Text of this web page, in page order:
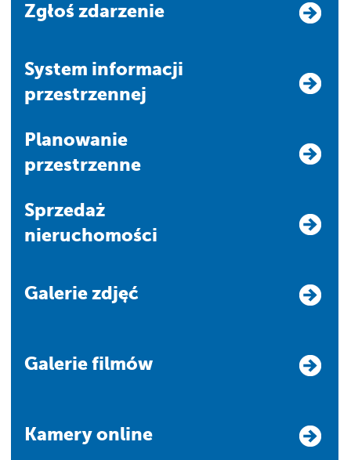
Zgłoś zdarzenie
system informacji
przestrzennej
Planowanie
przestrzenne
Sprzedaż
nieruchomości
Galerie zdjęć
Galerie filmów
Kamery online